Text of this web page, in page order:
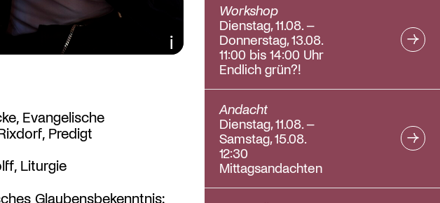
Bildunterschrift ein/
Evangelische
Predigt
Liturgie
Glaubensbekenntnis:
Workshop
Dienstag, 11.08. –
Donnerstag, 13.08.
11:00 bis 14:00 Uhr
Endlich grün?!
Andacht
Dienstag, 11.08. –
Samstag, 15.08.
12:30
Mittagsandachten